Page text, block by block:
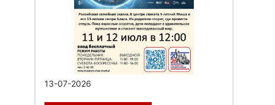
13-07-2026